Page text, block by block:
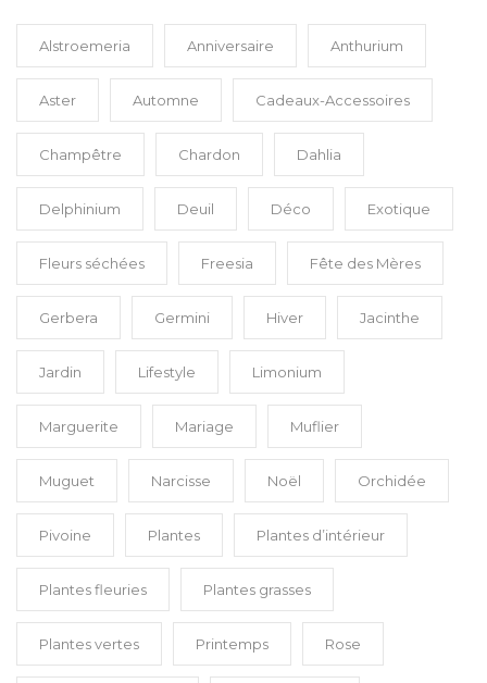
Alstroemeria Anniversaire Anthurium
Aster Automne Cadeaux-Accessoires
Champêtre Chardon Dahlia
Delphinium Deuil Déco Exotique
Fleurs séchées Freesia Fête des Mères
Gerbera Germini Hiver Jacinthe
Jardin Lifestyle Limonium
Marguerite Mariage Muflier
Muguet Narcisse Noël Orchidée
Pivoine Plantes Plantes d’intérieur
Plantes fleuries Plantes grasses
Plantes vertes Printemps Rose